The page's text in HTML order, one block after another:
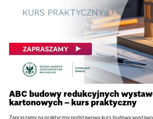
ABC budowy redukcyjnych
kartonowych – kurs praktyczny
Zapraszamy na praktyczny podstawowy kurs budowy